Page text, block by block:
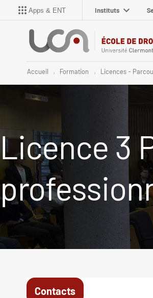
Apps & ENT Instituts
Accueil Formation Licences -
Licence 3
Contacts